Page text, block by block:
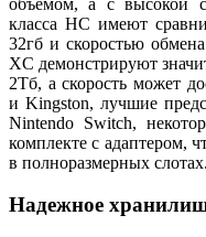
класса HC имеют
32гб и скоростью
XC демонстрируют
2Тб, а скорость может
и Kingston, лучшие
Nintendo Switch,
комплекте с адаптером,
в полноразмерных слотах.
Надежное